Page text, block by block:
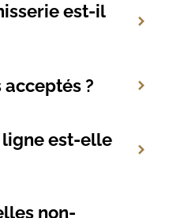
est-il
?
ligne est-elle
non-